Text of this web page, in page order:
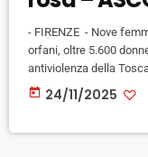
- FIRENZE - Nove
orfani, oltre 5.600
antiviolenza della
soccorso, 400 in più
crescita soprattutto
today 24/11/2025